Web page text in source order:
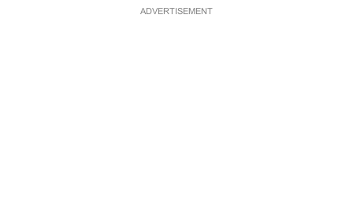
ADVERTISEMENT